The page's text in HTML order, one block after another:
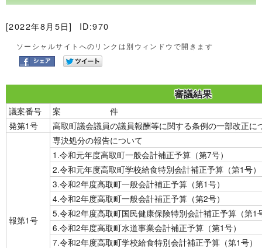
[2022年8月5日] ID:970
ソーシャルサイトへのリンクは別ウィンドウで開きます
審議結果
議案番号
案 件
発第1号
高取町議会議員の議員報酬等に関する条例の一部改正に
報第1号
専決処分の報告について
1.令和元年度高取町一般会計補正予算（第7号）
2.令和元年度高取町学校給食特別会計補正予算（第1号）
3.令和2年度高取町一般会計補正予算（第1号）
4.令和2年度高取町一般会計補正予算（第2号）
5.令和2年度高取町国民健康保険特別会計補正予算（第1
6.令和2年度高取町水道事業会計補正予算（第1号）
7.令和2年度高取町学校給食特別会計補正予算（第1号）